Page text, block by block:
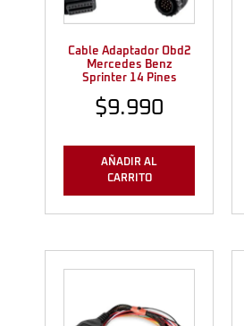
Cable Adaptador Obd2
Mercedes Benz
Sprinter 14 Pines
$9.990
AÑADIR AL
CARRITO